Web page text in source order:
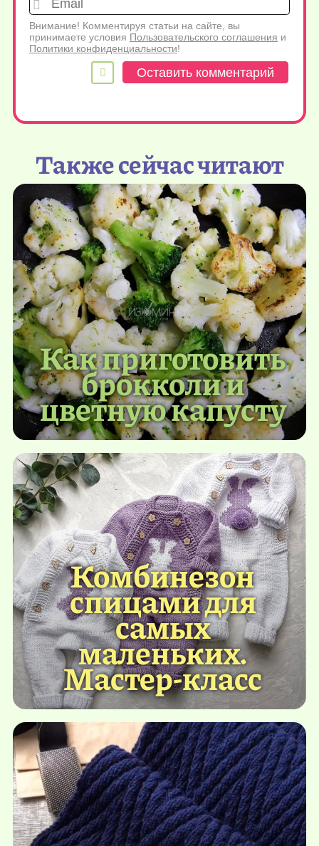
Внимание! Комментируя статьи на сайте, вы
принимаете условия Пользовательского соглашения и
Политики конфиденциальности!
Также сейчас читают
Как приготовить
брокколи и
цветную капусту
Комбинезон
спицами для
самых
маленьких.
Мастер-класс